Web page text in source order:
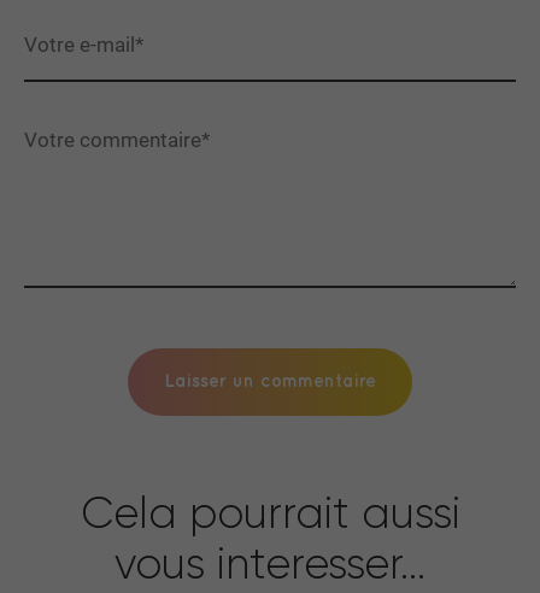
Cela pourrait aussi
vous interesser...